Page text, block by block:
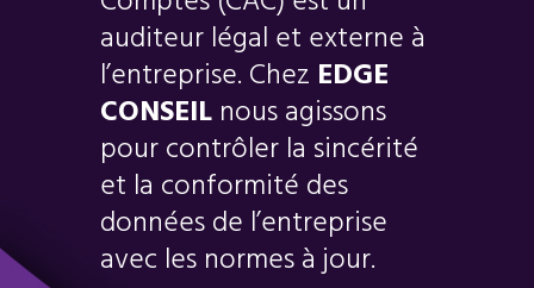
auditeur légal et externe à
l’entreprise. Chez EDGE
CONSEIL nous agissons
pour contrôler la sincérité
et la conformité des
données de l’entreprise
avec les normes à jour.